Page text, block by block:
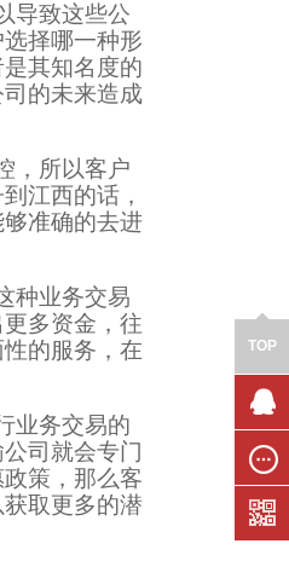
导致这些公
择哪一种形
其知名度的
的未来造成
，所以客户
江西的话，
准确的去进
种业务交易
多资金，往
的服务，在
业务交易的
司就会专门
策，那么客
取更多的潜
TOP
联系我
在线留